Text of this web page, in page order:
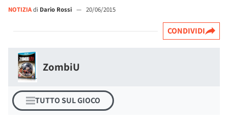
NOTIZIAdi Dario Rossi — 20/06/2015
CONDIVIDI
ZombiU
TUTTO SUL GIOCO